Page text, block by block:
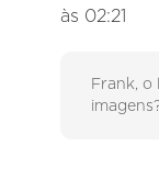
às 02:21
Frank, o